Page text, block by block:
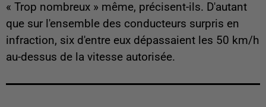
« Trop nombreux » même, précisent-ils. D'autant
que sur l'ensemble des conducteurs surpris en
infraction, six d'entre eux dépassaient les 50 km/h
au-dessus de la vitesse autorisée.